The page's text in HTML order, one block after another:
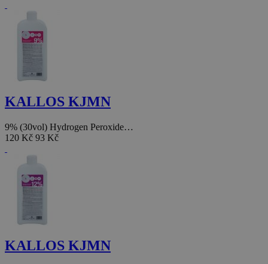
KALLOS KJMN
9% (30vol) Hydrogen Peroxide…
120 Kč 93 Kč
KALLOS KJMN